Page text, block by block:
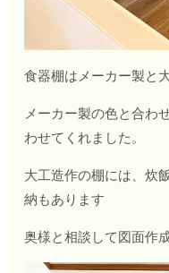
食器棚はメーカー製と
メーカー製の色と合わ
わせてくれました。
大工造作の棚には、炊
納もあります
奥様と相談して図面作